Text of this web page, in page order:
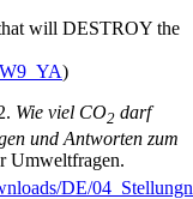
will DESTROY the
)
Wie viel CO2 darf
und Antworten zum
Umweltfragen.
DE/